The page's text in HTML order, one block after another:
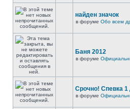
найден значок
в форуме Обо всем
Баня 2012
в форуме
Срочно! Спевка
в форуме